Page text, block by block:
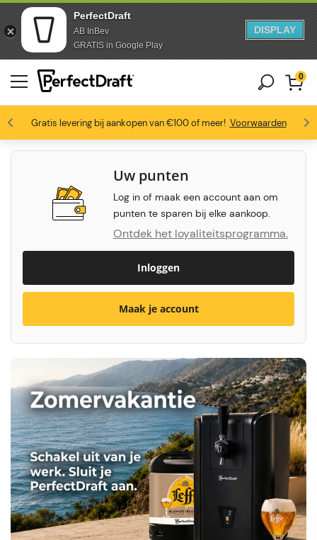
PerfectDraft
AB InBev
GRATIS in Google Play
DISPLAY
Doorgaan naar artikel
Ga naar voettekst
Gratis levering bij aankopen van €100 of meer! Voorwaarden
Profiteer van -10% vanaf 3 vaten
Bierliefhebbers zijn dol op ons 4.6/5
0
Uw punten
Log in of maak een account aan om
punten te sparen bij elke aankoop.
Ontdek het loyaliteitsprogramma.
Inloggen
Maak je account